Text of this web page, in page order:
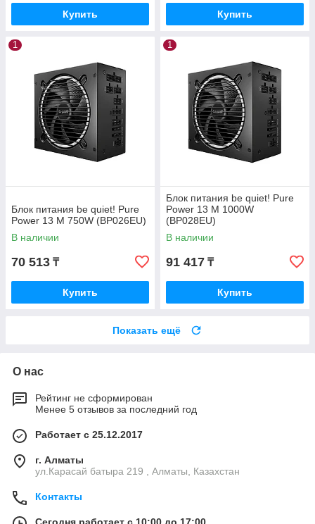
Купить Купить
1
Блок питания be quiet! Pure
Power 13 M 750W (BP026EU)
В наличии
70 513 ₸
Купить
1
Блок питания be quiet! Pure
Power 13 M 1000W
(BP028EU)
В наличии
91 417 ₸
Купить
Показать ещё
О нас
Рейтинг не сформирован
Менее 5 отзывов за последний год
Работает с 25.12.2017
г. Алматы
ул.Карасай батыра 219 , Алматы, Казахстан
Контакты